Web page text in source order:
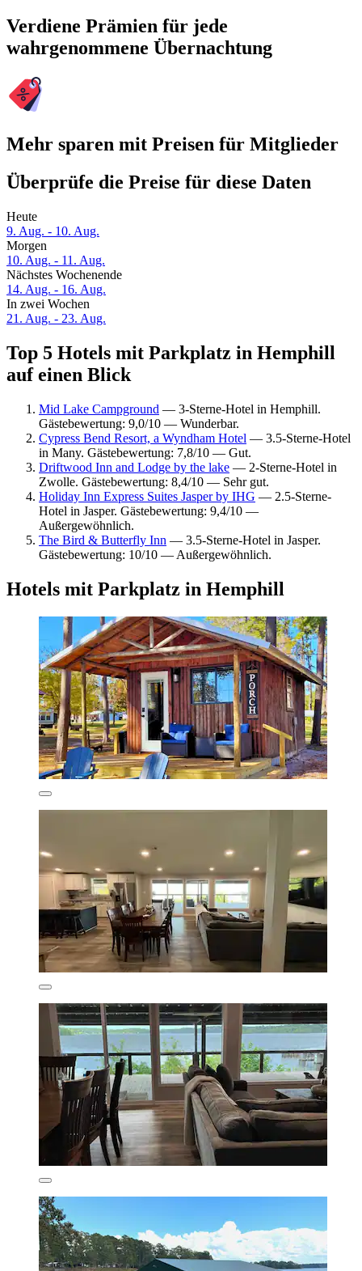
Verdiene Prämien für jede
wahrgenommene Übernachtung
Mehr sparen mit Preisen für Mitglieder
Überprüfe die Preise für diese Daten
Heute
9. Aug. - 10. Aug.
Morgen
10. Aug. - 11. Aug.
Nächstes Wochenende
14. Aug. - 16. Aug.
In zwei Wochen
21. Aug. - 23. Aug.
Top 5 Hotels mit Parkplatz in Hemphill
auf einen Blick
Mid Lake Campground — 3-Sterne-Hotel in Hemphill.
Gästebewertung: 9,0/10 — Wunderbar.
Cypress Bend Resort, a Wyndham Hotel — 3.5-Sterne-Hotel
in Many. Gästebewertung: 7,8/10 — Gut.
Driftwood Inn and Lodge by the lake — 2-Sterne-Hotel in
Zwolle. Gästebewertung: 8,4/10 — Sehr gut.
Holiday Inn Express Suites Jasper by IHG — 2.5-Sterne-
Hotel in Jasper. Gästebewertung: 9,4/10 —
Außergewöhnlich.
The Bird & Butterfly Inn — 3.5-Sterne-Hotel in Jasper.
Gästebewertung: 10/10 — Außergewöhnlich.
Hotels mit Parkplatz in Hemphill